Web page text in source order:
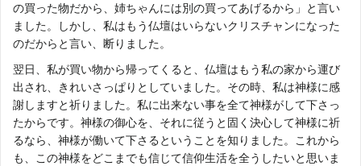
の買った物だから、姉ちゃんには別の買ってあげるから」と言い
ました。しかし、私はもう仏壇はいらないクリスチャンになった
のだからと言い、断りました。
翌日、私が買い物から帰ってくると、仏壇はもう私の家から運び
出され、きれいさっぱりとしていました。その時、私は神様に感
謝しますと祈りました。私に出来ない事を全て神様がして下さっ
たからです。神様の御心を、それに従うと固く決心して神様に祈
るなら、神様が働いて下さるということを知りました。これから
も、この神様をどこまでも信じて信仰生活を全うしたいと思いま